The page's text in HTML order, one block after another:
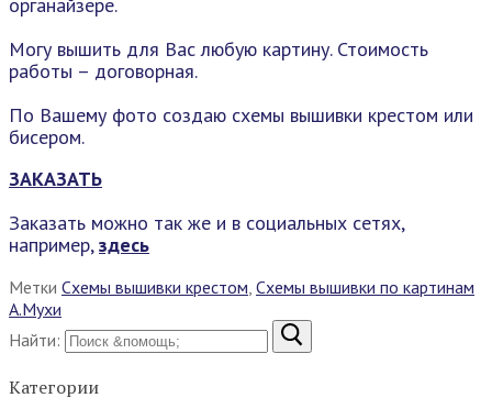
Могу вышить для Вас любую картину. Стоимость
работы – договорная.
По Вашему фото создаю схемы вышивки крестом или
бисером.
ЗАКАЗАТЬ
Заказать можно так же и в социальных сетях,
например,здесь
Метки Схемы вышивки крестом Схемы вышивки по картинам
А.Мухи
Найти:
Категории